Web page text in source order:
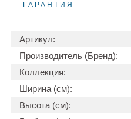
ГАРАНТИЯ
Артикул:
Производитель (Бренд):
Коллекция:
Ширина (см):
Высота (см):